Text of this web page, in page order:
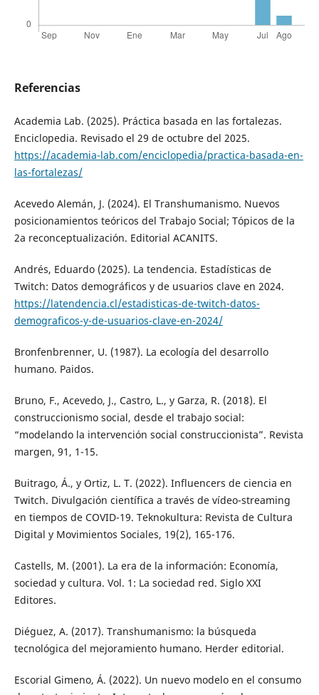
Referencias
Academia Lab. (2025). Práctica basada en las fortalezas.
Enciclopedia. Revisado el 29 de octubre del 2025.
https://academia-lab.com/enciclopedia/practica-basada-en-
las-fortalezas/
Acevedo Alemán, J. (2024). El Transhumanismo. Nuevos
posicionamientos teóricos del Trabajo Social; Tópicos de la
2a reconceptualización. Editorial ACANITS.
Andrés, Eduardo (2025). La tendencia. Estadísticas de
Twitch: Datos demográficos y de usuarios clave en 2024.
https://latendencia.cl/estadisticas-de-twitch-datos-
demograficos-y-de-usuarios-clave-en-2024/
Bronfenbrenner, U. (1987). La ecología del desarrollo
humano. Paidos.
Bruno, F., Acevedo, J., Castro, L., y Garza, R. (2018). El
construccionismo social, desde el trabajo social:
“modelando la intervención social construccionista”. Revista
margen, 91, 1-15.
Buitrago, Á., y Ortiz, L. T. (2022). Influencers de ciencia en
Twitch. Divulgación científica a través de vídeo-streaming
en tiempos de COVID-19. Teknokultura: Revista de Cultura
Digital y Movimientos Sociales, 19(2), 165-176.
Castells, M. (2001). La era de la información: Economía,
sociedad y cultura. Vol. 1: La sociedad red. Siglo XXI
Editores.
Diéguez, A. (2017). Transhumanismo: la búsqueda
tecnológica del mejoramiento humano. Herder editorial.
Escorial Gimeno, Á. (2022). Un nuevo modelo en el consumo